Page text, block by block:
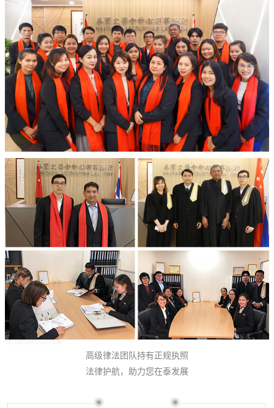
高级律法团队持有正规执照
法律护航，助力您在泰发展